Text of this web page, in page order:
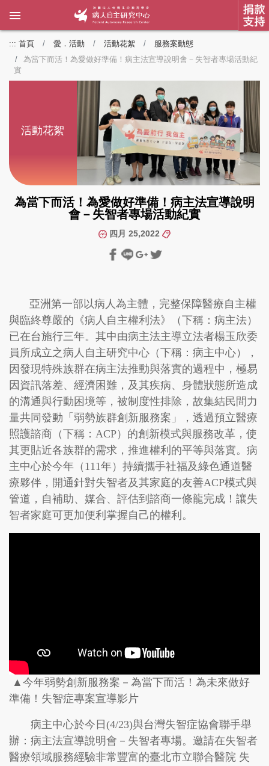
::: 首頁 愛．活動 活動花絮
服務案動態
為當下而活！為愛做好準備！病主法宣導說明會－失智者專場活動紀
實
活動花絮
為當下而活！為愛做好準備！病主法宣導說明
會－失智者專場活動紀實
四月 25,2022
亞洲第一部以病人為主體，完整保障醫療自主權
與臨終尊嚴的《病人自主權利法》（下稱：病主法）
已在台施行三年。其中由病主法主導立法者楊玉欣委
員所成立之病人自主研究中心（下稱：病主中心），
因發現特殊族群在病主法推動與落實的過程中，極易
因資訊落差、經濟困難，及其疾病、身體狀態所造成
的溝通與行動困境等，被制度性排除，故集結民間力
量共同發動「弱勢族群創新服務案」，透過預立醫療
照護諮商（下稱：ACP）的創新模式與服務改革，使
其更貼近各族群的需求，推進權利的平等與落實。病
主中心於今年（111年）持續攜手社福及綠色通道醫
療夥伴，開通針對失智者及其家庭的友善ACP模式與
管道，自補助、媒合、評估到諮商一條龍完成！讓失
智者家庭可更加便利掌握自己的權利。
▲今年弱勢創新服務案－為當下而活！為未來做好
準備！失智症專案宣導影片
病主中心於今日(4/23)與台灣失智症協會聯手舉
辦：病主法宣導說明會－失智者專場。邀請在失智者
醫療領域服務經驗非常豐富的臺北市立聯合醫院 失